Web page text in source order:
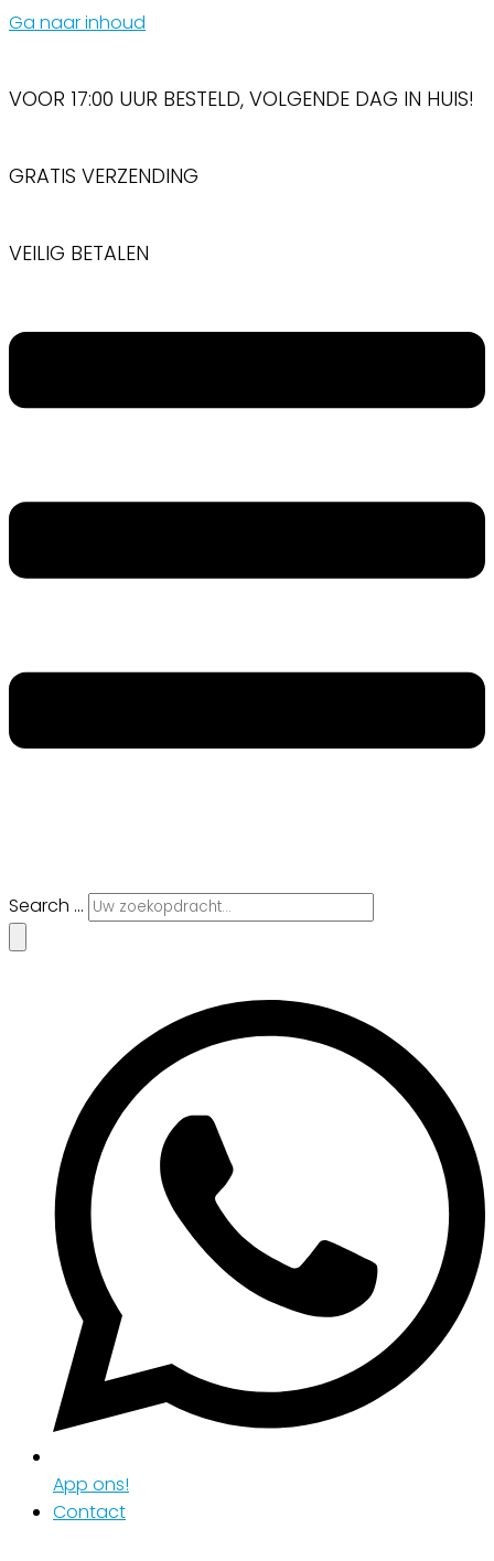
Ga naar inhoud
VOOR 17:00 UUR BESTELD, VOLGENDE DAG IN HUIS!
GRATIS VERZENDING
VEILIG BETALEN
Search ...
App ons!
Contact